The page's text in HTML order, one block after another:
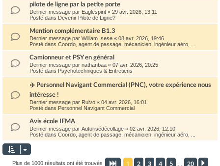
pilote de ligne par la petite porte
Dernier message par Eaglespirit « 29 avr. 2026, 13:11
Posté dans Devenir Pilote de Ligne?
Mention complémentaire B1.3
Dernier message par William_sese « 08 avr. 2026, 19:46
Posté dans Coordo, agent de passage, mécanicien, ingénieur aéro, ...
Camionneur et PSY en général
Dernier message par nathanbaa « 07 avr. 2026, 20:25
Posté dans Psychotechniques & Entretiens
✈️ Personnel Navigant Commercial (PNC), votre expérience nous
intéresse !
Dernier message par Ruivo « 04 avr. 2026, 16:01
Posté dans Personnel Navigant Commercial
Avis école IFMA
Dernier message par Autorisédécollage « 02 avr. 2026, 12:10
Posté dans Coordo, agent de passage, mécanicien, ingénieur aéro, ...
Plus de 1000 résultats ont été trouvés Page 1sur20
1 2 3 4 5 20